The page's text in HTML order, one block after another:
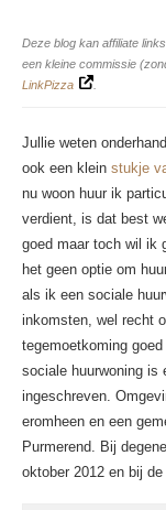
Deze blog kan affiliate
een kleine commissie
LinkPizza
Jullie weten
ook een klein stukje
nu woon huur ik
verdient, is dat best
goed maar toch wil ik
het geen optie om
als ik een sociale
inkomsten, wel recht
tegemoetkoming
sociale huurwoning is
ingeschreven.
eromheen en een
Purmerend. Bij
oktober 2012 en bij